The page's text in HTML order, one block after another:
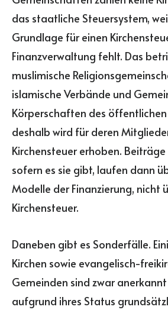
das staatliche Steuersystem,
Grundlage für einen
Finanzverwaltung fehlt. Das
muslimische
islamische Verbände und
Körperschaften des
deshalb wird für deren
Kirchensteuer erhoben.
sofern es sie gibt, laufen dann
Modelle der Finanzierung, nicht
Kirchensteuer.
Daneben gibt es Sonderfälle.
Kirchen sowie evangelisch-
Gemeinden sind zwar
aufgrund ihres Status